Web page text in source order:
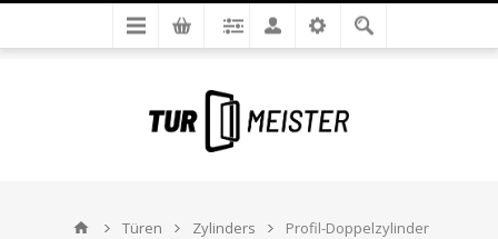
Türen Zylinders Profil-Doppelzylinder